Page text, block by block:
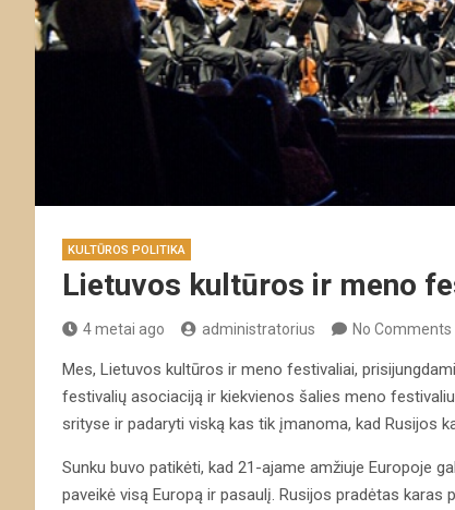
KULTŪROS POLITIKA
Lietuvos kultūros ir meno
4 metai ago administratorius No Comments
Mes, Lietuvos kultūros ir meno festivaliai,
festivalių asociaciją ir kiekvienos šalies meno
srityse ir padaryti viską kas tik įmanoma, kad Rusijos
Sunku buvo patikėti, kad 21-ajame amžiuje Europoje
paveikė visą Europą ir pasaulį. Rusijos pradėtas